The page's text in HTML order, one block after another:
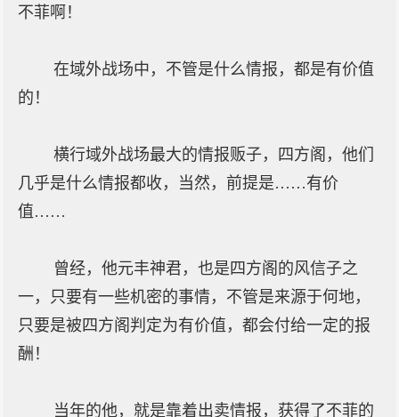
不菲啊！
在域外战场中，不管是什么情报，都是有价值
的！
横行域外战场最大的情报贩子，四方阁，他们
几乎是什么情报都收，当然，前提是……有价
值……
曾经，他元丰神君，也是四方阁的风信子之
一，只要有一些机密的事情，不管是来源于何地，
只要是被四方阁判定为有价值，都会付给一定的报
酬！
当年的他，就是靠着出卖情报，获得了不菲的